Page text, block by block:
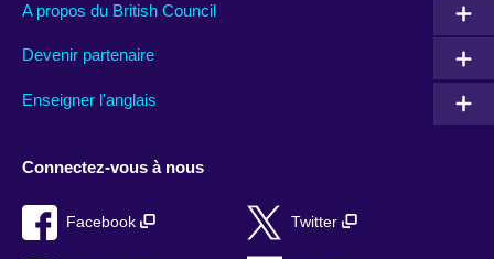
A propos du British Council
Devenir partenaire
Enseigner l'anglais
Connectez-vous à nous
Facebook Twitter